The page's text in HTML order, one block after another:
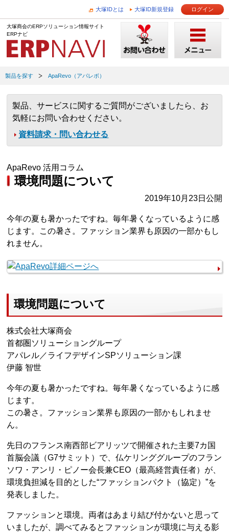
大塚IDとは 大塚ID新規登録 ログイン
大塚商会のERPソリューション情報サイト
ERPナビ
製品を探す ApaRevo（アパレボ）
製品、サービスに関するご質問がございましたら、お
気軽にお問い合わせください。
資料請求・問い合わせる
ApaRevo 活用コラム
環境問題について
2019年10月23日公開
今年の夏も暑かったですね。毎年暑くなっているように感
じます。この暑さ。ファッション業界も原因の一部かもし
れません。
環境問題について
株式会社大塚商会
首都圏ソリューショングループ
アパレル／ライフデザインSPソリューション課
伊藤 智世
今年の夏も暑かったですね。毎年暑くなっているように感
じます。
この暑さ。ファッション業界も原因の一部かもしれませ
ん。
先日のフランス南西部ビアリッツで開催された主要7カ国
首脳会議（G7サミット）で、仏ケリンググループのフラン
ソワ・アンリ・ピノー会長兼CEO（最高経営責任者）が、
環境負担減を目的とした“ファッションパクト（協定）”を
発表しました。
ファッションと環境。両者はあまり結び付かないと思って
いましたが、調べてみるとファッションが環境に与える影